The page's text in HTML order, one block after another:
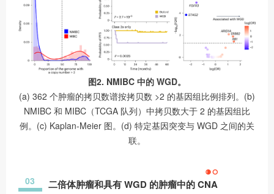
图2. NMIBC 中的 WGD。
(a) 362 个肿瘤的拷贝数谱按拷贝数 >2 的基因组比例排列。(b)
NMIBC 和 MIBC（TCGA 队列）中拷贝数大于 2 的基因组比
例。(c) Kaplan-Meier 图。(d) 特定基因突变与 WGD 之间的关
联。
03 二倍体肿瘤和具有 WGD 的肿瘤中的 CNA